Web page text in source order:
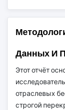
Данных И
Этот отчёт
отраслевых
строгой